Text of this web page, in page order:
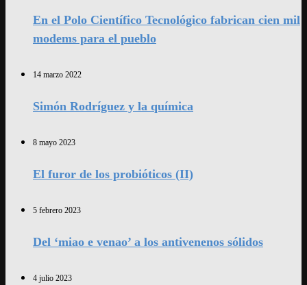
En el Polo Científico Tecnológico fabrican cien mil
modems para el pueblo
14 marzo 2022
Simón Rodríguez y la química
8 mayo 2023
El furor de los probióticos (II)
5 febrero 2023
Del ‘miao e venao’ a los antivenenos sólidos
4 julio 2023